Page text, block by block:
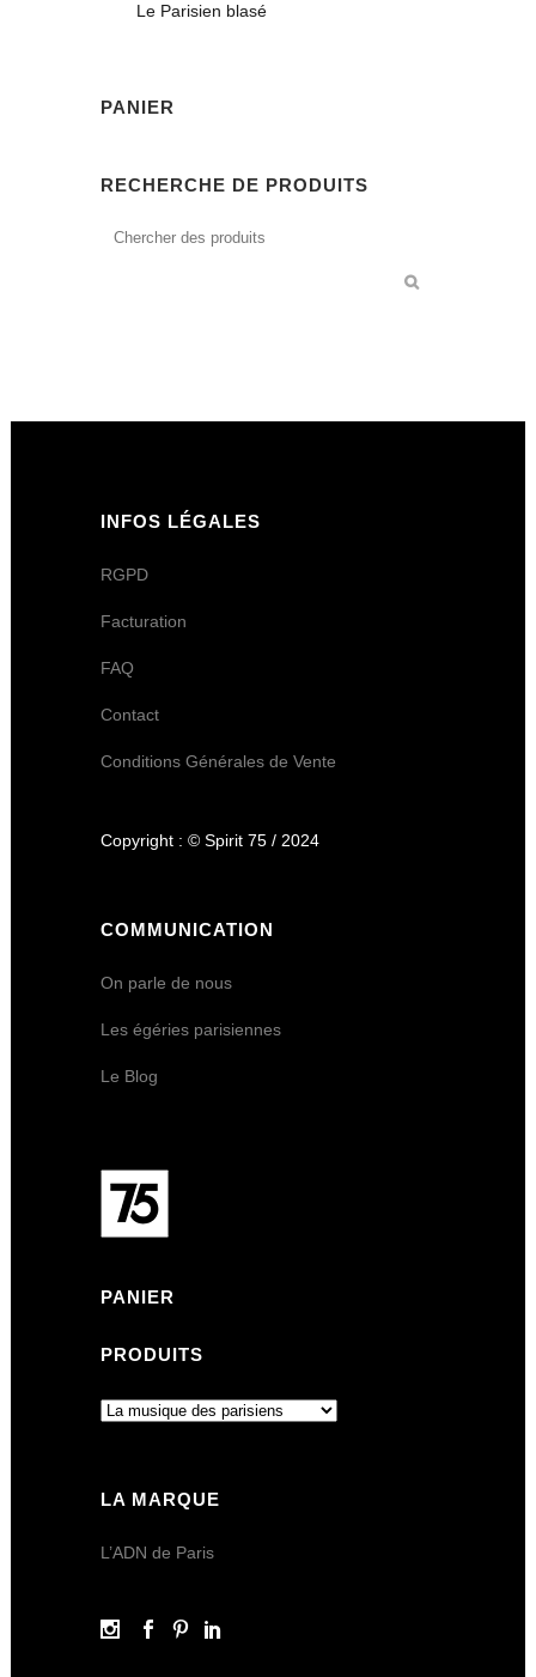
Le Parisien blasé
PANIER
RECHERCHE DE PRODUITS
INFOS LÉGALES
RGPD
Facturation
FAQ
Contact
Conditions Générales de Vente
Copyright : © Spirit 75 / 2024
COMMUNICATION
On parle de nous
Les égéries parisiennes
Le Blog
PANIER
PRODUITS
LA MARQUE
L’ADN de Paris